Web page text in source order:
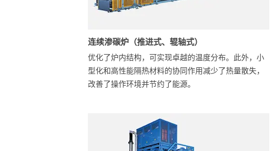
连续渗碳炉（推进式、辊轴式）
优化了炉内结构，可实现卓越的温度分布。此外，小
型化和高性能隔热材料的协同作用减少了热量散失，
改善了操作环境并节约了能源。